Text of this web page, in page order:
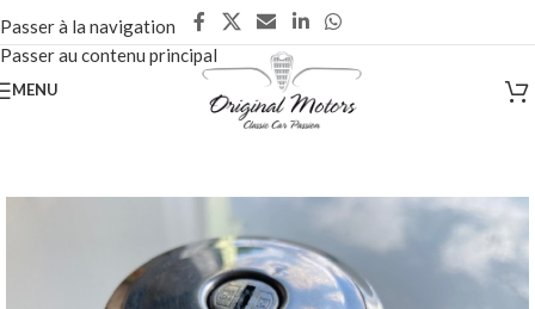
Passer à la navigation
Passer au contenu principal
MENU